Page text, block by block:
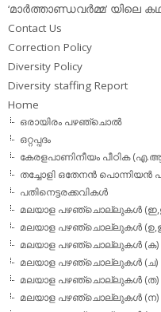
‘മാര്‍ത്താണ്ഡവര്‍മ്മ’ യിലെ
Contact Us
Correction Policy
Diversity Policy
Diversity staffing Report
Home
ഒരായിരം പഴഞ്ചൊല്‍
ഒറ്റപ്പദം
കേരളപാണിനീയം പീഠിക
തച്ചോളി ഒതേനൻ പൊന്നിയൻ
പതിനെട്ടരക്കവികള്‍
മലയാള പഴഞ്ചൊല്ലുകള്‍
മലയാള പഴഞ്ചൊല്ലുകള്‍
മലയാള പഴഞ്ചൊല്ലുകള്‍ (ക)
മലയാള പഴഞ്ചൊല്ലുകള്‍ (ച)
മലയാള പഴഞ്ചൊല്ലുകള്‍ (ത)
മലയാള പഴഞ്ചൊല്ലുകള്‍ (ന)